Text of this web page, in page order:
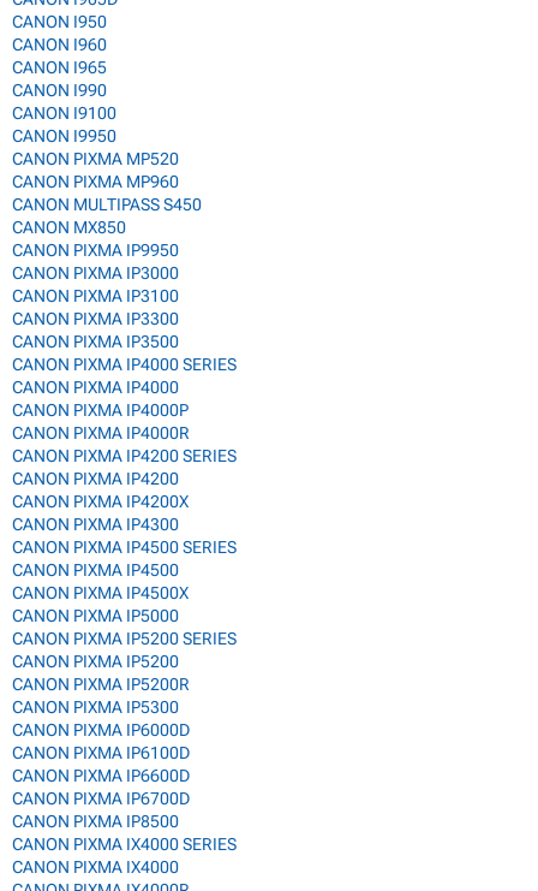
CANON I950
CANON I960
CANON I965
CANON I990
CANON I9100
CANON I9950
CANON PIXMA MP520
CANON PIXMA MP960
CANON MULTIPASS S450
CANON MX850
CANON PIXMA IP9950
CANON PIXMA IP3000
CANON PIXMA IP3100
CANON PIXMA IP3300
CANON PIXMA IP3500
CANON PIXMA IP4000 SERIES
CANON PIXMA IP4000
CANON PIXMA IP4000P
CANON PIXMA IP4000R
CANON PIXMA IP4200 SERIES
CANON PIXMA IP4200
CANON PIXMA IP4200X
CANON PIXMA IP4300
CANON PIXMA IP4500 SERIES
CANON PIXMA IP4500
CANON PIXMA IP4500X
CANON PIXMA IP5000
CANON PIXMA IP5200 SERIES
CANON PIXMA IP5200
CANON PIXMA IP5200R
CANON PIXMA IP5300
CANON PIXMA IP6000D
CANON PIXMA IP6100D
CANON PIXMA IP6600D
CANON PIXMA IP6700D
CANON PIXMA IP8500
CANON PIXMA IX4000 SERIES
CANON PIXMA IX4000